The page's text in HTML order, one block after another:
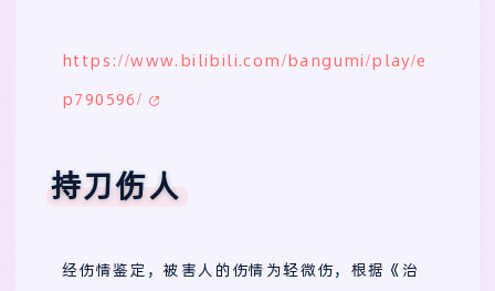
https://www.bilibili.com/bangumi/play/e
p790596/
持刀伤人
经伤情鉴定，被害人的伤情为轻微伤，根据《治